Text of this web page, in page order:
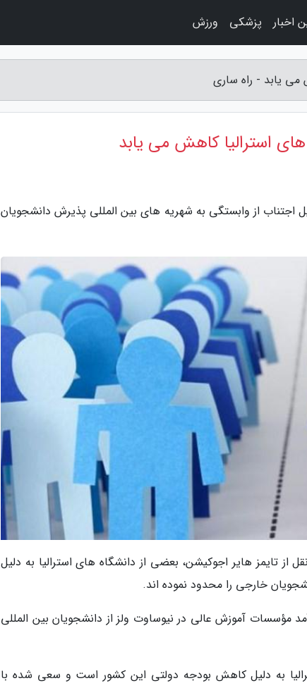
یابد - راه ساری
استرالیا کاهش می یابد
اجتناب از وابستگی به شهریه های بین المللی پذیرش دانشجویان
از تایمز هایر اجوکیشن، بعضی از دانشگاه های استرالیا به دلیل
خارجی را محدود نموده اند.
آموزش عالی در نیوساوت ولز از دانشجویان بین المللی
به دلیل کاهش بودجه دولتی این کشور است و سعی شده با
اخبار پزشکی ورزش